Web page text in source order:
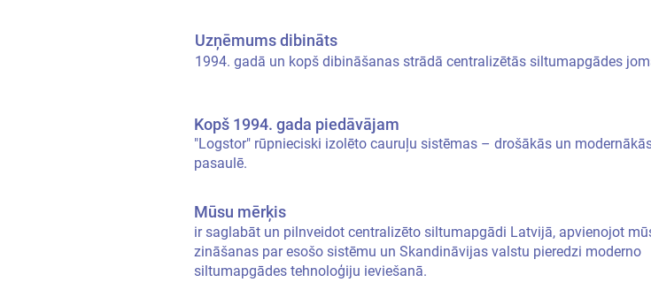
Uzņēmums dibināts
1994. gadā un kopš dibināšanas strādā centralizētās siltumapgādes
Kopš 1994. gada piedāvājam
"Logstor" rūpnieciski izolēto cauruļu sistēmas – drošākās un
pasaulē.
Mūsu mērķis
ir saglabāt un pilnveidot centralizēto siltumapgādi Latvijā, apvienojot
zināšanas par esošo sistēmu un Skandināvijas valstu pieredzi moderno
siltumapgādes tehnoloģiju ieviešanā.